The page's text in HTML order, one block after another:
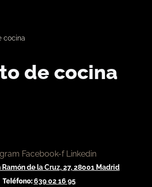
cocina
de cocina
Facebook-f Linkedin
de la Cruz, 27, 28001 Madrid
Teléfono:639 02 16 95